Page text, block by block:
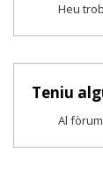
Heu
Teniu
Al